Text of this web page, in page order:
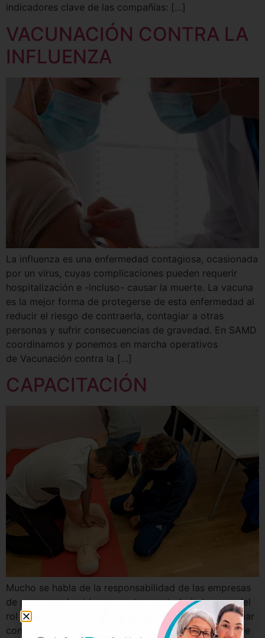
indicadores clave de las compañías: […]
VACUNACIÓN CONTRA LA
INFLUENZA
La influenza es una enfermedad contagiosa, ocasionada
por un virus, cuyas complicaciones pueden requerir
hospitalización e -incluso- causar la muerte. La vacuna
es la mejor forma de protegerse de esta enfermedad al
reducir el riesgo de contraerla, contagiar a otras
personas y sufrir consecuencias de gravedad. En SAMD
coordinamos y ponemos en marcha operativos
de Vacunación contra la […]
CAPACITACIÓN
Mucho se habla de la responsabilidad de las empresas
de promover la vida sana entre sus trabajadores, y del
rol que éstos pueden desempeñar en términos de crear
conciencia en torno al autocuidado y la prevención de